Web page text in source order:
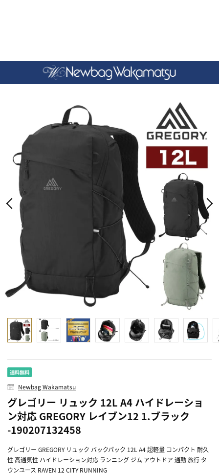
Newbag Wakamatsu
グレゴリー リュック 12L A4 ハイドレーショ
ン対応 GREGORY レイブン12 1.ブラック
-190207132458
グレゴリー GREGORY リュック バックパック 12L A4 超軽量 コンパクト 耐久
性 高通気性 ハイドレーション対応 ランニング ジム アウトドア 通勤 旅行 タ
ウンユース RAVEN 12 CITY RUNNING